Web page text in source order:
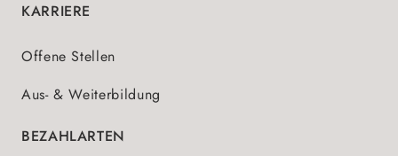
KARRIERE
Offene Stellen
Aus- & Weiterbildung
BEZAHLARTEN